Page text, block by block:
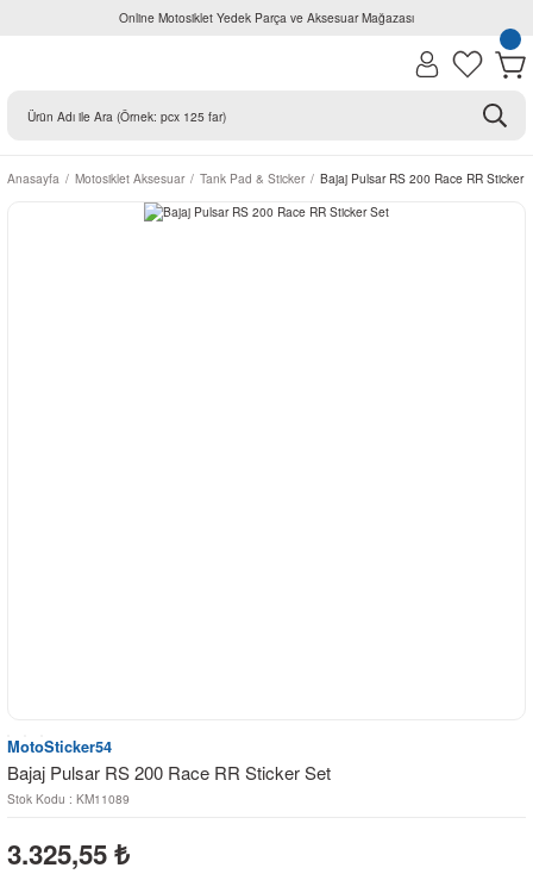
Online Motosiklet Yedek Parça ve Aksesuar Mağazası
Anasayfa Motosiklet Aksesuar Tank Pad & Sticker Bajaj Pulsar RS 200 Race RR Sticker
MotoSticker54
Bajaj Pulsar RS 200 Race RR Sticker Set
Stok Kodu : KM11089
3.325,55 ₺